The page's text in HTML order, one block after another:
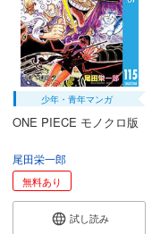
少年・青年マンガ
ONE PIECE モノクロ版
尾田栄一郎
無料あり
試し読み